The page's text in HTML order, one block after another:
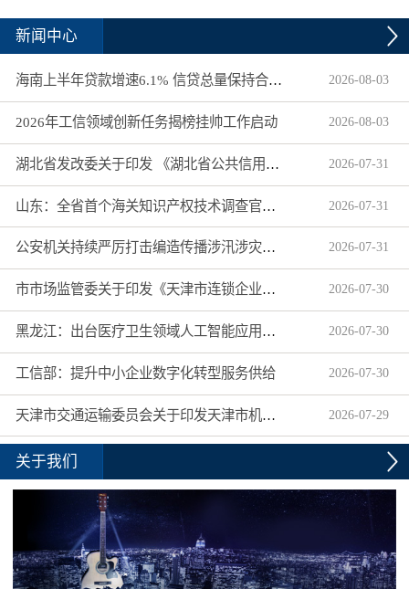
新闻中心
海南上半年贷款增速6.1% 信贷总量保持合理平稳增长 2026-08-03
2026年工信领域创新任务揭榜挂帅工作启动 2026-08-03
湖北省发改委关于印发 《湖北省公共信用信息目录（2026年版）》的通知 2026-07-31
山东：全省首个海关知识产权技术调查官制度落地济南自贸片区 2026-07-31
公安机关持续严厉打击编造传播涉汛涉灾网络谣言 2026-07-31
市市场监管委关于印发《天津市连锁企业食品经营许可“先证后核”信用承诺审批实施办法》的通知 2026-07-30
黑龙江：出台医疗卫生领域人工智能应用工作实施方案 2026-07-30
工信部：提升中小企业数字化转型服务供给 2026-07-30
天津市交通运输委员会关于印发天津市机动车驾驶员培训机构及教练员综合信用评价管理办法的通知 2026-07-29
关于我们